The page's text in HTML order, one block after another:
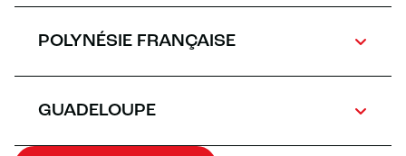
POLYNÉSIE FRANÇAISE
GUADELOUPE